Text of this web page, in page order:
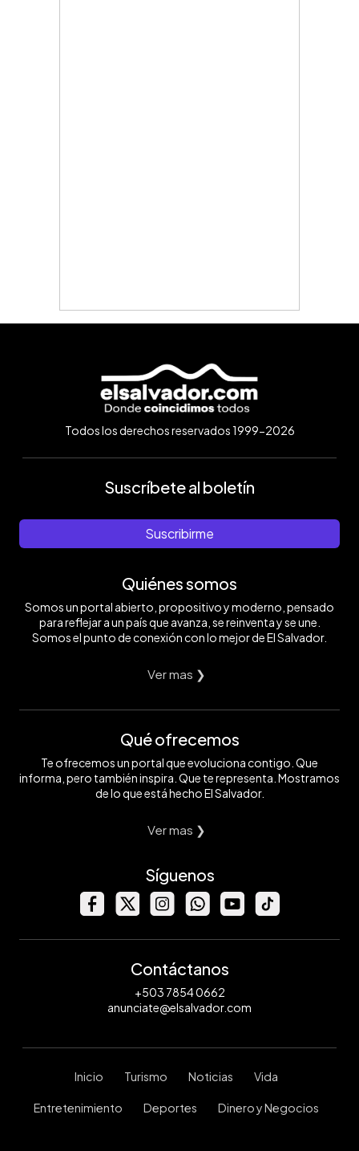
Todos los derechos reservados 1999-2026
Suscríbete al boletín
Suscribirme
Quiénes somos
Somos un portal abierto, propositivo y moderno, pensado
para reflejar a un país que avanza, se reinventa y se une.
Somos el punto de conexión con lo mejor de El Salvador.
Ver mas ❯
Qué ofrecemos
Te ofrecemos un portal que evoluciona contigo. Que
informa, pero también inspira. Que te representa. Mostramos
de lo que está hecho El Salvador.
Ver mas ❯
Síguenos
Contáctanos
+503 7854 0662
anunciate@elsalvador.com
Inicio Turismo Noticias Vida
Entretenimiento Deportes Dinero y Negocios